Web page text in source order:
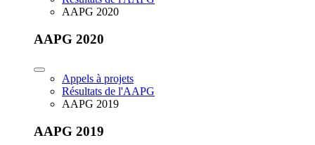
AAPG 2020
AAPG 2020
Appels à projets
Résultats de l'AAPG
AAPG 2019
AAPG 2019